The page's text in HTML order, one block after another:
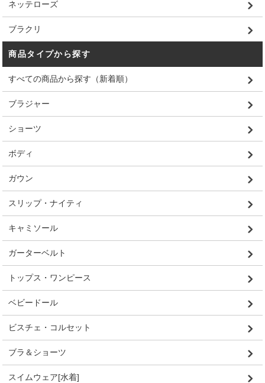
ネッテローズ
ブラクリ
商品タイプから探す
すべての商品から探す（新着順）
ブラジャー
ショーツ
ボディ
ガウン
スリップ・ナイティ
キャミソール
ガーターベルト
トップス・ワンピース
ベビードール
ビスチェ・コルセット
ブラ＆ショーツ
スイムウェア[水着]